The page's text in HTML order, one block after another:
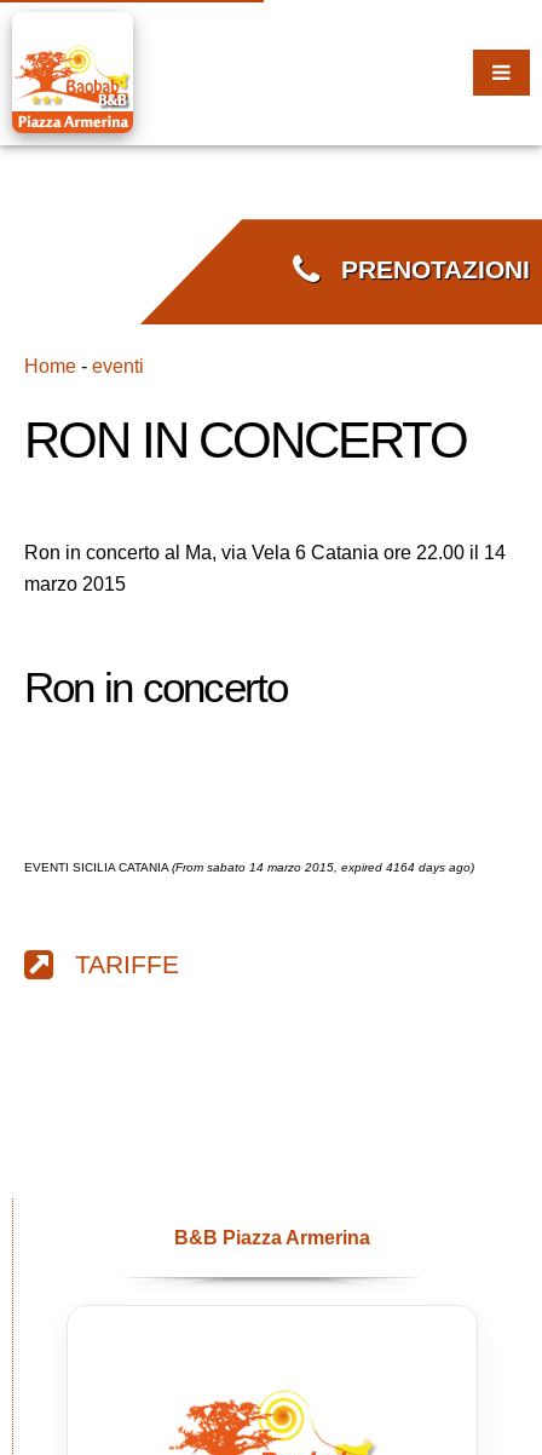
PRENOTAZIONI
Home - eventi
RON IN CONCERTO
Ron in concerto al Ma, via Vela 6 Catania ore 22.00 il 14
marzo 2015
Ron in concerto
EVENTI SICILIA CATANIA (From sabato 14 marzo 2015, expired 4164 days ago)
TARIFFE
B&B Piazza Armerina